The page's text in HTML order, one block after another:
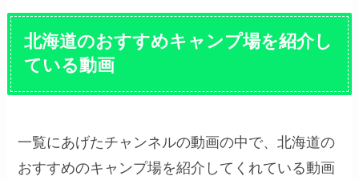
北海道のおすすめキャンプ場を紹介し
ている動画
一覧にあげたチャンネルの動画の中で、北海道の
おすすめのキャンプ場を紹介してくれている動画